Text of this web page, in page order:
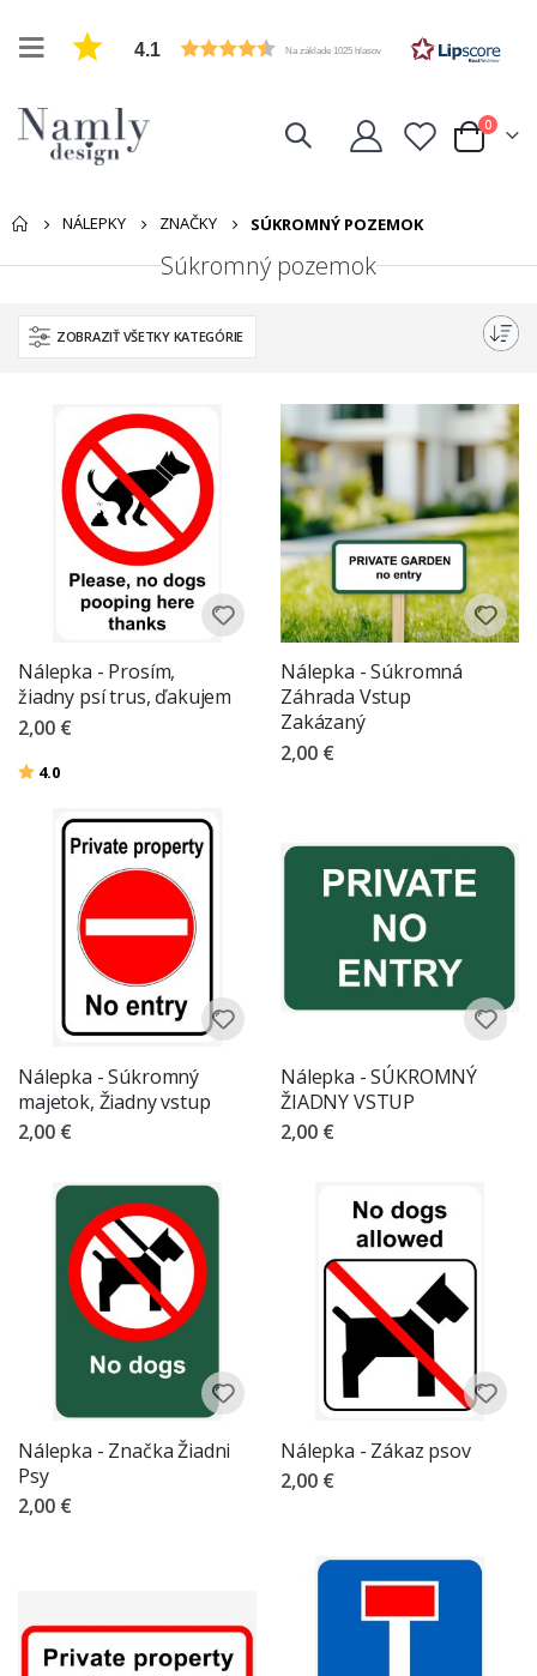
4.1 Na základe 1025 hlasov
Cart
0položky
NÁLEPKY ZNAČKY SÚKROMNÝ POZEMOK
Súkromný pozemok
ZOBRAZIŤ VŠETKY KATEGÓRIE
Nálepka - Prosím,
žiadny psí trus, ďakujem
2,00 €
Hodnotenie:
4.0
Nálepka - Súkromná
Záhrada Vstup
Zakázaný
2,00 €
Nálepka - Súkromný
majetok, Žiadny vstup
2,00 €
Nálepka - SÚKROMNÝ
ŽIADNY VSTUP
2,00 €
Nálepka - Značka Žiadni
Psy
2,00 €
Nálepka - Zákaz psov
2,00 €